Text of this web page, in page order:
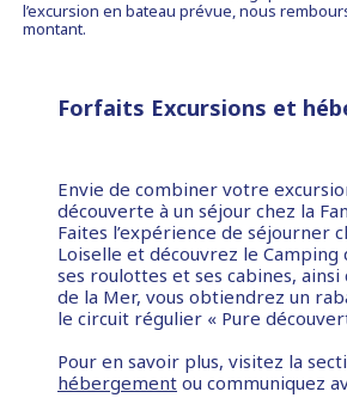
l’excursion en bateau prévue, nous
montant.
Forfaits Excursions et
Envie de combiner votre
découverte à un séjour chez la
Faites l’expérience de séjourner
Loiselle et découvrez le Camping
ses roulottes et ses cabines, ainsi
de la Mer, vous obtiendrez un
le circuit régulier « Pure
Pour en savoir plus, visitez la
hébergement ou communiquez